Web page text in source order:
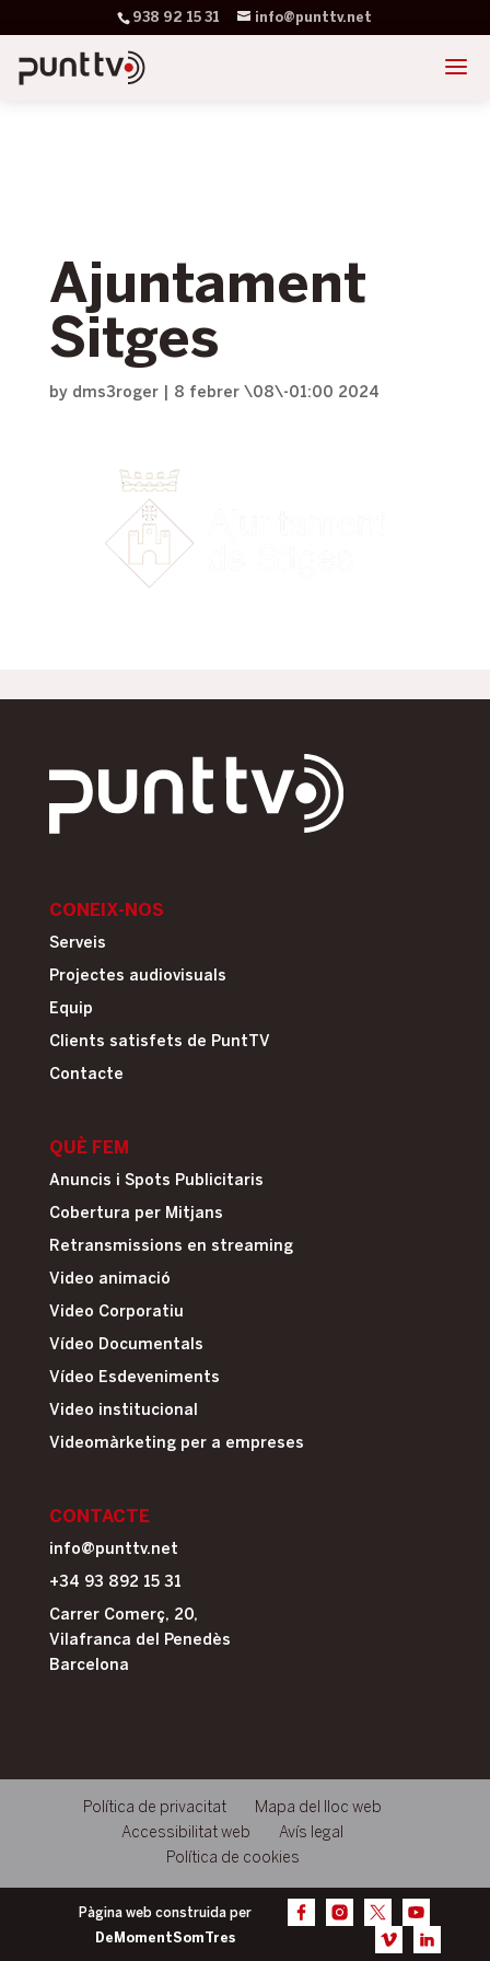
938 92 15 31 info@punttv.net
Ajuntament
Sitges
by dms3roger| 8 febrer \08\-01:00 2024
CONEIX-NOS
Serveis
Projectes audiovisuals
Equip
Clients satisfets de PuntTV
Contacte
QUÈ FEM
Anuncis i Spots Publicitaris
Cobertura per Mitjans
Retransmissions en streaming
Video animació
Video Corporatiu
Vídeo Documentals
Vídeo Esdeveniments
Video institucional
Videomàrketing per a empreses
CONTACTE
info@punttv.net
+34 93 892 15 31
Carrer Comerç, 20,
Vilafranca del Penedès
Barcelona
Política de privacitat
Mapa del lloc web
Accessibilitat web
Avís legal
Política de cookies
Pàgina web construida per
DeMomentSomTres